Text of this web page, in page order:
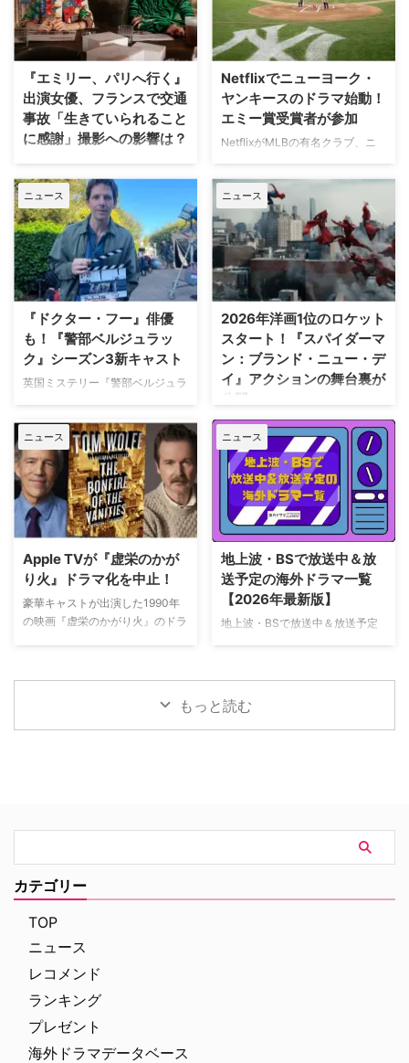
『エミリー、パリへ行く』
出演女優、フランスで交通
事故「生きていられること
に感謝」撮影への影響は？
人気Netflixドラマ『エミリー、パ
リへ行く』第6シーズンに出演す
るイギリス人女優のミニー・ドラ
イヴァーが、フランスでの撮影休
止期間中に深刻な自動車事故に遭
っていたことが分かった。 生き
ていられることに心から感謝 ミ
ニーは過去8週間にわたり、
と題した動画シリーズを投稿。最
終シーズンの撮影で滞在していた
パリでの日常をファンに届けてい
た。しかし8月6日（木）早朝、
公開。「パリの最新情報だけど、
実はロンドンに戻っ …
Netflixでニューヨーク・
ヤンキースのドラマ始動！
エミー賞受賞者が参加
NetflixがMLBの有名クラブ、ニ
した新作ドラマシリーズの開発を
進めている。米Varietyが報じ
た。 『オザークへようこそ』ジ
ェイソン・ベイトマンも関与
Netflixは、今年3月のMLB開幕戦
をライヴ配信したのを皮切りに、
7月のホームランダービーもリリ
を深めている。この協力関係は
2028年まで続く予定だ。今月中
旬に行われるフィールド・オブ・
ドリームス（映画『フィールド・
オブ・ドリームス』の舞台となっ
中にある球 …
ニュース
『ドクター・フー』俳優
も！『警部ベルジュラッ
ク』シーズン3新キャスト
英国ミステリー『警部ベルジュラ
ている。また、4人のキャストが
新たに加わることも明らかになっ
た。英BBCなど複数のメディアが
伝えている。 これまでで最も衝
撃的な事件に巻き込まれるベルジ
ュラック 1981年から1991年にか
けて英BBCで放送されたジョン・
『Bergerac（原題）』をリブー
トした本作。イギリス海峡に浮か
ぶジャージー島を舞台に、警部の
ジム・ベルジュラックが事件に挑
ニュース
2026年洋画1位のロケット
スタート！『スパイダーマ
ン：ブランド・ニュー・デ
イ』アクションの舞台裏が
公開
トム・ホランド演じるスパイダー
マンの新たな物語を描く映画『ス
パイダーマン：ブランド・ニュ
ー・デイ』が大ヒット上映中だ。
公開初日の興行収入は5億6,000
万円を超え、2026年公開の洋画
ナンバーワンを記録。このたび、
主演のトム・ホランド自らが臨場
感あふれるアクションシーン撮影
の裏側を明かす特別映像が公開さ
れた。 世界中で大ヒットを記
録！ 映画史に残る快挙を達成 ソ
ニー・ピクチャーズ配給、トム・
ー＝スパイダーマンの新たなる物
語、『スパイダーマン：ブラン
ド・ニュー・デイ』が大ヒット …
ニュース
Apple TVが『虚栄のかが
り火』ドラマ化を中止！
豪華キャストが出演した1990年
の映画『虚栄のかがり火』のドラ
トム・ウルフのベストセラー小説
く。人種間の対立を煽って全国的
な名声を得た …
ニュース
地上波・BSで放送中＆放
送予定の海外ドラマ一覧
【2026年最新版】
地上波・BSで放送中＆放送予定
中＆放送予定の海外ドラマ 海外
ドラマ『DOC（ドック） あす
へのカルテ』 NHK BSプレミアム
4K｜毎週（木） 17：00～ イタ
ーロ ほか ≫≫『DOC（ドッ
ク）3 あすへのカルテ』詳細 海
すへのカルテ』 総合｜毎週
もっと読む
カテゴリー
TOP
ニュース
レコメンド
ランキング
プレゼント
海外ドラマデータベース